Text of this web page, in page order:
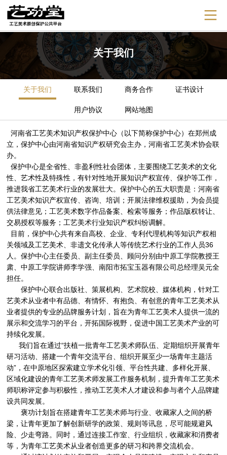
关于我们
关于我们 联系我们 商务合作 证书设计
用户协议 网站地图
河南省工艺美术知识产权保护中心（以下简称保护中心）在郑州成
立，保护中心由河南省知识产权研究会主办，河南省工艺美术协会联
办。
保护中心是全省性、非盈利性社会团体，主要围绕工艺美术的文化
性、艺术性及特殊性，有针对性地开展知识产权宣传、保护等工作，
推进我省工艺美术行业的发展壮大。保护中心的五大职责是：河南省
工艺美术知识产权宣传、咨询、培训；开展法律维权援助，为会员提
供法律意见；工艺美术数字作品备案、检索等服务；作品版权转让、
交易授权等服务；工艺美术行业知识产权纠纷调解。
目前，保护中心共有来自高校、企业、专利代理机构等知识产权相
关领域及工艺美术、非遗文化传承人等传统艺术行业的工作人员36
人。保护中心主任委员、副主任委员、顾问分别由中原工学院教授王
肃、中原工学院讲师李学强、南阳市拓宝玉器有限公司总经理吴元全
担任。
保护中心联合出版社、策展机构、艺术院校、媒体机构，针对工
艺美术从业者中有品德、有情怀、有抱负、有创意的青年工艺美术从
业者提供的专业的品牌服务计划，旨在为青年工艺美术人提供一流的
展示和交流学习的平台，开拓国际视野，促进中国工艺美术产业的可
持续化发展。
我们旨在通过“扶植一批青年工艺美术师队伍、定期组织开展青年
研习活动、搭建一个青年交流平台、组织开展至少一场青年主题活
动”，在中原地区探索建立学术化引领、平台性共建、多样化开展、
区域化建设的青年工艺美术师发展工作服务机制，提升青年工艺美术
师职称评定参与积极性，推动工艺美术人才建设和参与者个人品牌建
设共同发展。
褒功计划旨在搭建青年工艺美术师与行业、收藏家人之间的桥
梁，让青年更加了解创新研学的政策、规则等讯息，尽可能规避风
险、少走弯路。同时，通过连接工作室、行业组织，收藏家和消费者
等，为青年工艺美术从业者创造更多的研习和跨界交流机会。